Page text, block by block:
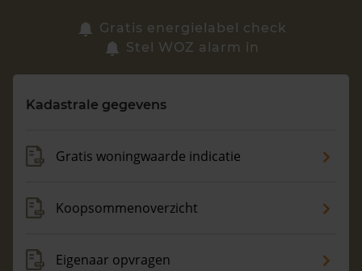
Vragen? Neem contact met ons op
088 220 4200
Gratis energielabel check
Stel WOZ alarm in
Kadastrale gegevens
Gratis woningwaarde indicatie
Koopsommenoverzicht
Eigenaar opvragen